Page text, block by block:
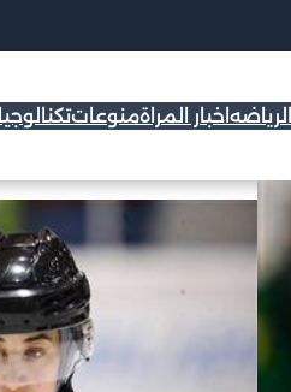
الرياضه اخبار المراةمنوعاتتكنالوجيا